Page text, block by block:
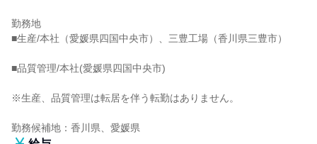
勤務地
■生産/本社（愛媛県四国中央市）、三豊工場（香川県三豊市）
■品質管理/本社(愛媛県四国中央市)
※生産、品質管理は転居を伴う転勤はありません。
勤務候補地：香川県、愛媛県